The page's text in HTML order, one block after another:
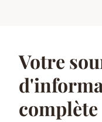
Votre
complète